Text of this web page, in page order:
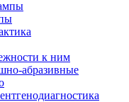
к ним
абразивные